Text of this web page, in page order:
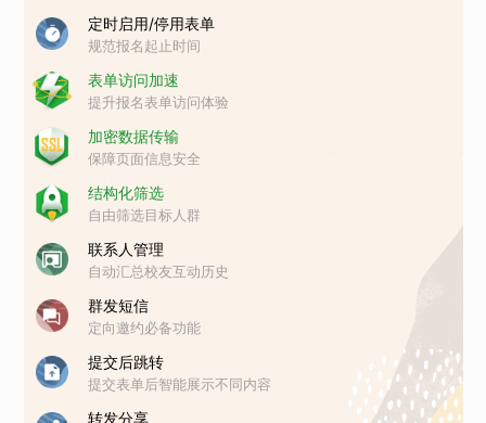
定时启用/停用表单
规范报名起止时间
表单访问加速
提升报名表单访问体验
加密数据传输
保障页面信息安全
结构化筛选
自由筛选目标人群
联系人管理
自动汇总校友互动历史
群发短信
定向邀约必备功能
提交后跳转
提交表单后智能展示不同内容
转发分享